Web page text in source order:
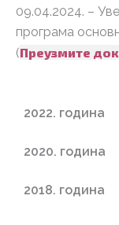
09.04.2024. –
програма
(Преузмите
2022. година
2020. година
2018. година